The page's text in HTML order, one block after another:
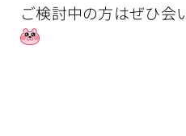
ご検討中の方はぜひ会